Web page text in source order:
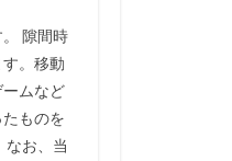
隙間時
。移動
ムなど
ものを
なお、当